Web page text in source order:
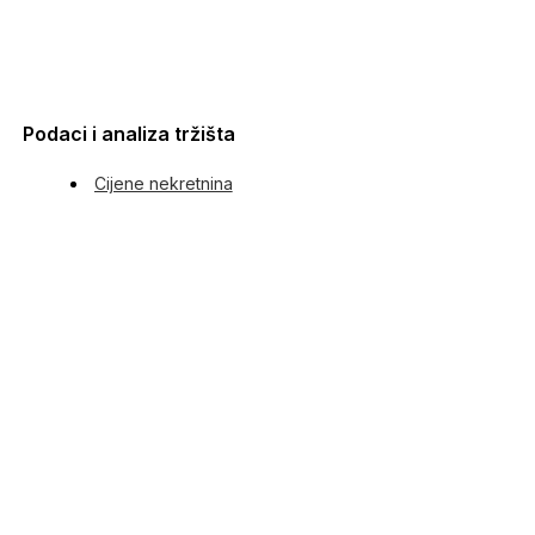
Podaci i analiza tržišta
Cijene nekretnina